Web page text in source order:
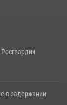
в задержании